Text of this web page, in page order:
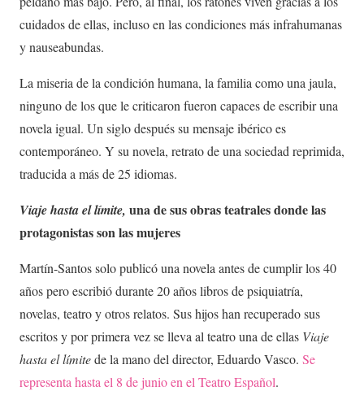
cuidados de ellas, incluso en las condiciones más infrahumanas
y nauseabundas.
La miseria de la condición humana, la familia como una jaula,
ninguno de los que le criticaron fueron capaces de escribir una
novela igual. Un siglo después su mensaje ibérico es
contemporáneo. Y su novela, retrato de una sociedad reprimida,
traducida a más de 25 idiomas.
Viaje hasta el límite, una de sus obras teatrales donde las
protagonistas son las mujeres
Martín-Santos solo publicó una novela antes de cumplir los 40
años pero escribió durante 20 años libros de psiquiatría,
novelas, teatro y otros relatos. Sus hijos han recuperado sus
escritos y por primera vez se lleva al teatro una de ellas Viaje
hasta el límitede la mano del director, Eduardo Vasco. Se
representa hasta el 8 de junio en el Teatro Español.